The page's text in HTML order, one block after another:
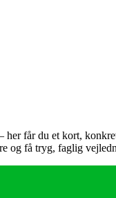
her får du et kort,
og få tryg, faglig